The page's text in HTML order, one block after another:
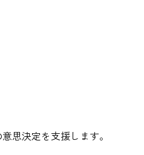
思決定を支援します。